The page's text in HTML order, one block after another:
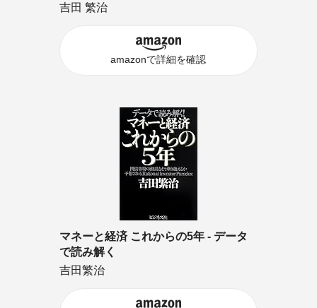
吉田 繁治
amazonで詳細を確認
マネーと経済 これからの5年 ‐ データ
で読み解く
吉田繁治